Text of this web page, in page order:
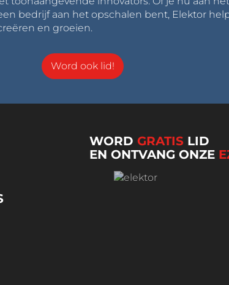
bedrijf aan het opschalen bent, Elektor
en groeien.
Word ook lid!
WORDGRATIS LID
EN ONTVANG ONZE